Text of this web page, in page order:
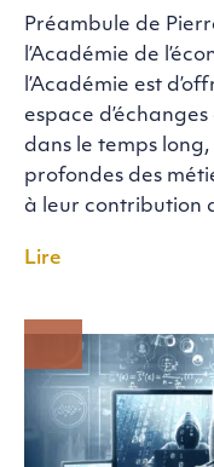
Préambule de
l’Académie de
l’Académie est
espace
dans le temps
profondes des
à leur contribution
Lire